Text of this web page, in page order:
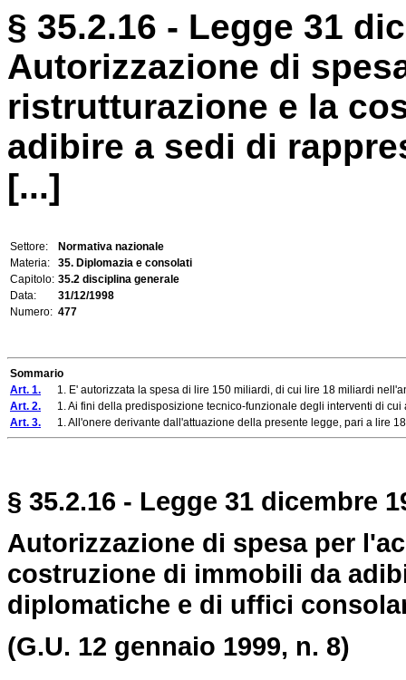
§ 35.2.16 - Legge 31
Autorizzazione di
ristrutturazione e la
adibire a sedi di
[...]
Settore:
Normativa nazionale
Materia:
35. Diplomazia e consolati
Capitolo: 35.2 disciplina generale
Data:
31/12/1998
Numero: 477
Sommario
Art. 1. 1. E' autorizzata la spesa di lire 150 miliardi, di cui lire 18 miliardi
Art. 2. 1. Ai fini della predisposizione tecnico-funzionale degli interventi di cui
Art. 3. 1. All'onere derivante dall'attuazione della presente legge, pari a lire
§ 35.2.16 - Legge 31 dicembre
Autorizzazione di spesa per
costruzione di immobili da
diplomatiche e di uffici
(G.U. 12 gennaio 1999, n. 8)